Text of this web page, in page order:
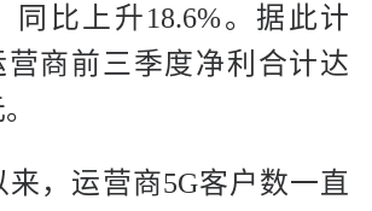
同比上升18.6%。据此计
营商前三季度净利合计达
来，运营商5G客户数一直